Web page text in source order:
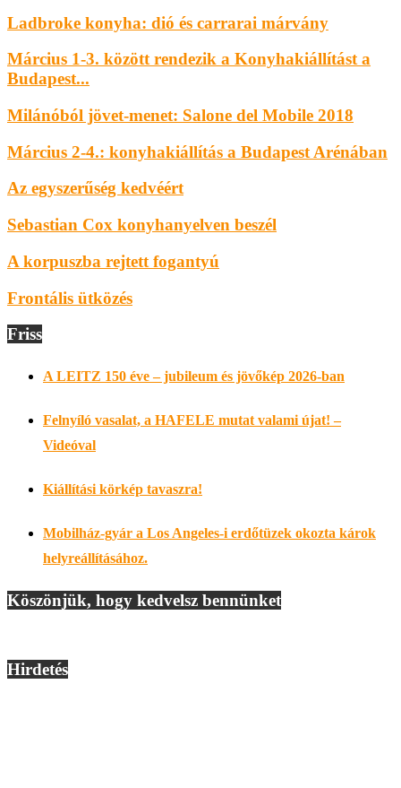
Ladbroke konyha: dió és carrarai márvány
Március 1-3. között rendezik a Konyhakiállítást a
Budapest...
Milánóból jövet-menet: Salone del Mobile 2018
Március 2-4.: konyhakiállítás a Budapest Arénában
Az egyszerűség kedvéért
Sebastian Cox konyhanyelven beszél
A korpuszba rejtett fogantyú
Frontális ütközés
Friss
A LEITZ 150 éve – jubileum és jövőkép 2026-ban
Felnyíló vasalat, a HAFELE mutat valami újat! –
Videóval
Kiállítási körkép tavaszra!
Mobilház-gyár a Los Angeles-i erdőtüzek okozta károk
helyreállításához.
Köszönjük, hogy kedvelsz bennünket
Hirdetés